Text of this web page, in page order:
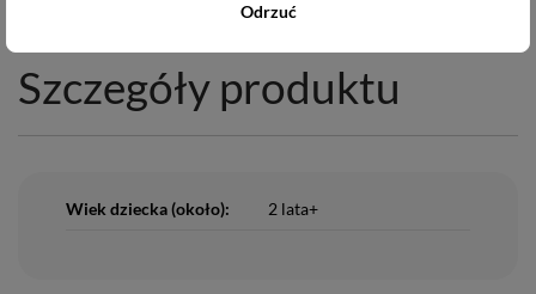
Szczegóły produktu
Wiek dziecka (około): 2 lata+
Odrzuć